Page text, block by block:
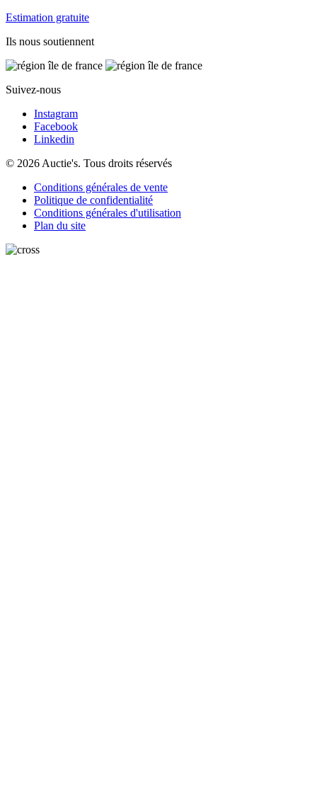
Estimation gratuite
Ils nous soutiennent
Suivez-nous
Instagram
Facebook
Linkedin
© 2026 Auctie's. Tous droits réservés
Conditions générales de vente
Politique de confidentialité
Conditions générales d'utilisation
Plan du site